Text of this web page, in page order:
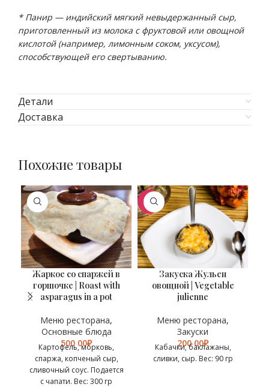
* Панир — индийский мягкий невыдержанный сыр,
приготовленный из молока с фруктовой или овощной
кислотой (например, лимонным соком, уксусом),
способствующей его свертыванию.
Детали
Доставка
Похожие товары
ВЕС 300 гр
Жаркое со спаржей в
горшочке | Roast with
asparagus in a pot
Меню ресторана,
Основные блюда
₽
Картофель, морковь,
спаржа, копченый сыр,
сливочный соус. Подается
с чапати. Вес: 300 гр
ХИТ
ВЕС 90 гр
Закуска Жульен
овощной | Vegetable
julienne
Меню ресторана,
Закуски
₽
Кабачки, баклажаны,
сливки, сыр. Вес: 90 гр